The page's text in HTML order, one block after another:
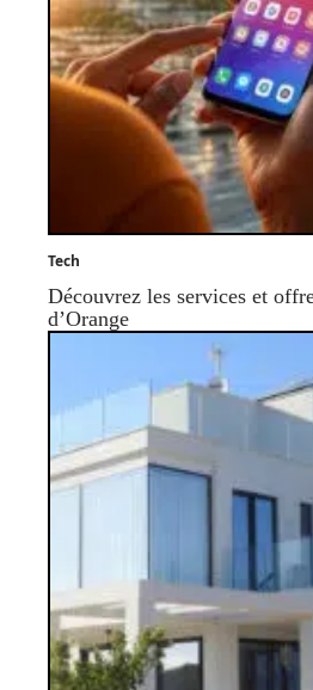
Tech
Découvrez les services et
d’Orange